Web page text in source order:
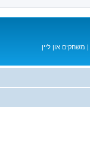
| משחקים און ליין